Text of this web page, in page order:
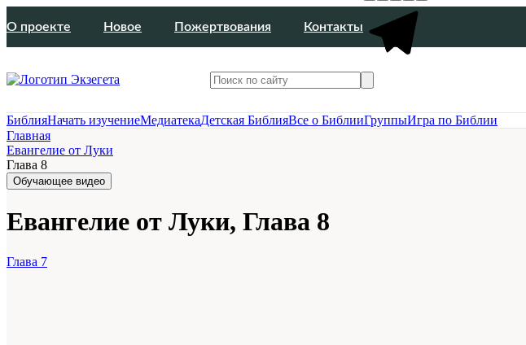
О проекте Новое Пожертвования Контакты
БиблияНачать изучениеМедиатекаДетская БиблияВсе о БиблииГруппыИгра по Библии
Главная
Евангелие от Луки
Глава 8
Обучающее видео
Евангелие от Луки, Глава 8
Глава 7